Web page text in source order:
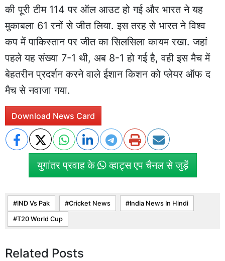
की पूरी टीम 114 पर ऑल आउट हो गई और भारत ने यह
मुकाबला 61 रनों से जीत लिया. इस तरह से भारत ने विश्व
कप में पाकिस्तान पर जीत का सिलसिला कायम रखा. जहां
पहले यह संख्या 7-1 थी, अब 8-1 हो गई है, वही इस मैच में
बेहतरीन प्रदर्शन करने वाले ईशान किशन को प्लेयर ऑफ द
मैच से नवाजा गया.
Download News Card
युगांतर प्रवाह के व्हाट्स एप चैनल से जुड़ें
IND Vs Pak Cricket News India News In Hindi
T20 World Cup
Related Posts